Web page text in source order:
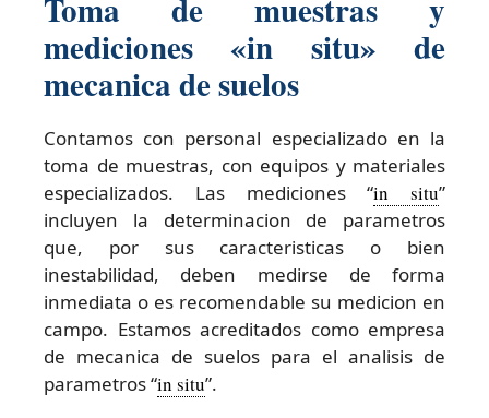
Toma de muestras y
mediciones «in situ» de
mecanica de suelos
Contamos con personal especializado en la
toma de muestras, con equipos y materiales
especializados. Las mediciones “in situ”
incluyen la determinacion de parametros
que, por sus caracteristicas o bien
inestabilidad, deben medirse de forma
inmediata o es recomendable su medicion en
campo. Estamos acreditados como empresa
de mecanica de suelos para el analisis de
parametros “in situ”.